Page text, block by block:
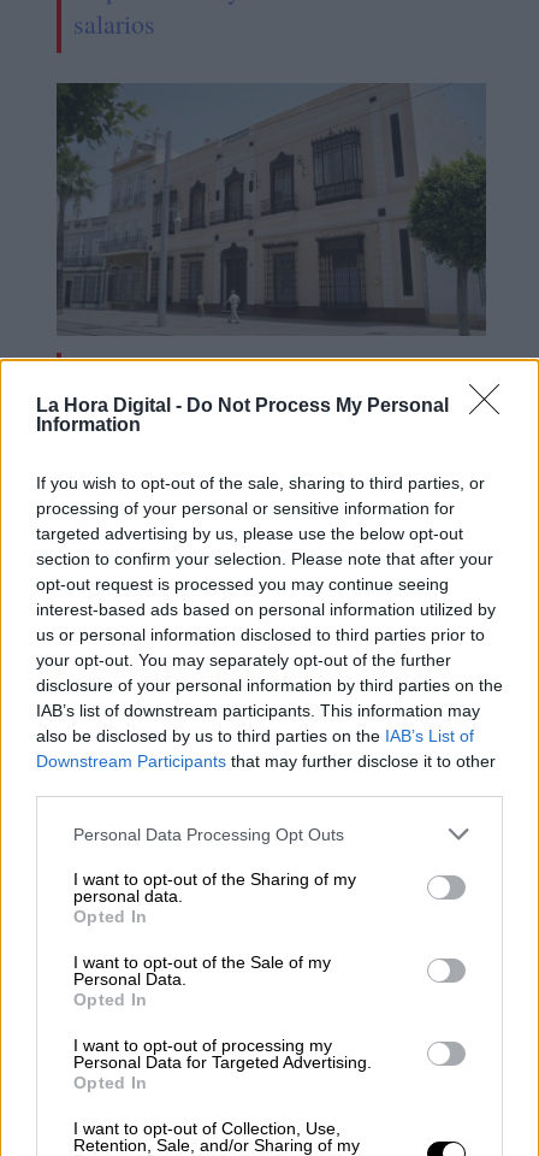
La Hora Digital - Do Not Process My Personal
Information
If you wish to opt-out of the sale, sharing to third parties, or
processing of your personal or sensitive information for
targeted advertising by us, please use the below opt-out
section to confirm your selection. Please note that after your
opt-out request is processed you may continue seeing
interest-based ads based on personal information utilized by
us or personal information disclosed to third parties prior to
your opt-out. You may separately opt-out of the further
disclosure of your personal information by third parties on the
IAB’s list of downstream participants. This information may
also be disclosed by us to third parties on the IAB’s List of
Downstream Participants that may further disclose it to other
Personal Data Processing Opt Outs
I want to opt-out of the Sharing of my
personal data.
Opted In
I want to opt-out of the Sale of my
Personal Data.
Opted In
I want to opt-out of processing my
Personal Data for Targeted Advertising.
Opted In
I want to opt-out of Collection, Use,
Retention, Sale, and/or Sharing of my
salarios
millones de euros al Mitma para la
OPINIONES DIVERSAS
¿La ciudadanía de Occidente
es consciente del riesgo de
una tercera guerra mundial?
Por Álvaro Frutos Rosado y Gabinete
Geopolítica de Crisis
Suelta y confía
Por María Comesaña
Votantes y votados
El Conflicto de Oriente Medio:
en Construcción
Por Álvaro Frutos Rosado y Gabinete